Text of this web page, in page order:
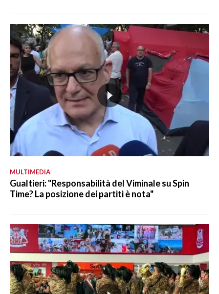
MULTIMEDIA
Gualtieri: "Responsabilità del Viminale su Spin
Time? La posizione dei partiti è nota"